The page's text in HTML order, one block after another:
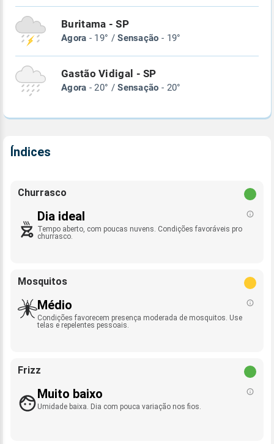
Buritama - SP
Agora - 19° /Sensação - 19°
Gastão Vidigal - SP
Agora - 20° /Sensação - 20°
Índices
Churrasco
Dia ideal
Tempo aberto, com poucas nuvens. Condições favoráveis pro
churrasco.
Mosquitos
Médio
Condições favorecem presença moderada de mosquitos. Use
telas e repelentes pessoais.
Frizz
Muito baixo
Umidade baixa. Dia com pouca variação nos fios.